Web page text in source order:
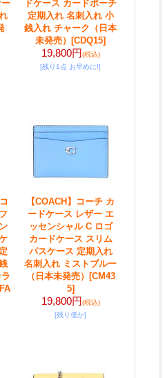
ドケース カードポーチ
定期入れ 名刺入れ 小
銭入れ チャーク（日本
未発売）
[CDQ15]
19,800円(税込)
[残り1点 お早めに!]
【COACH】コーチ カ
ードケース レザー エ
ッセンシャル C ロゴ
カードケース スリム
パスケース 定期入れ
名刺入れ ミストブルー
（日本未発売）
[CM43
5]
19,800円(税込)
[残り僅か]